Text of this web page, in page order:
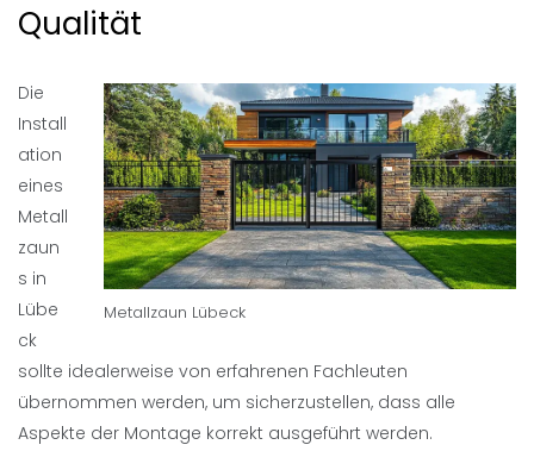
Qualität
Metallzaun Lübeck
Die
Install
ation
eines
Metall
zaun
s in
Lübe
ck
sollte idealerweise von erfahrenen Fachleuten
übernommen werden, um sicherzustellen, dass alle
Aspekte der Montage korrekt ausgeführt werden.